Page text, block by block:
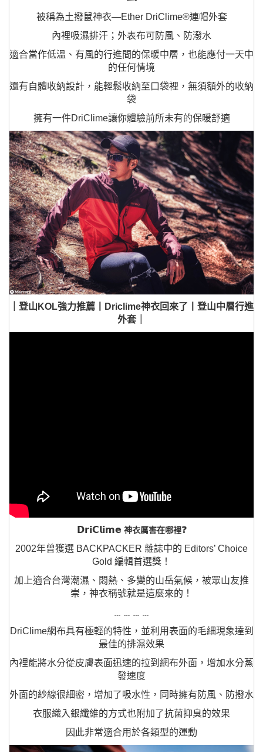
被稱為土撥鼠神衣—Ether DriClime®連帽外套
內裡吸濕排汗；外表布可防風、防潑水
適合當作低溫、有風的行進間的保暖中層，也能應付一天中
的任何情境
還有自體收納設計，能輕鬆收納至口袋裡，無須額外的收納
袋
擁有一件DriClime讓你體驗前所未有的保暖舒適
｜登山KOL強力推薦丨Driclime神衣回來了丨登山中層行進
外套｜
𝗗𝗿𝗶𝗖𝗹𝗶𝗺𝗲 神衣厲害在哪裡❓
2002年曾獲選 BACKPACKER 雜誌中的 Editors’ Choice
Gold 編輯首選獎！
加上適合台灣潮濕、悶熱、多變的山岳氣候，被眾山友推
崇，神衣稱號就是這麼來的！
DriClime網布具有極輕的特性，並利用表面的毛細現象達到
最佳的排濕效果
內裡能將水分從皮膚表面迅速的拉到網布外面，增加水分蒸
發速度
外面的紗線很細密，增加了吸水性，同時擁有防風、防撥水
衣服織入銀纖維的方式也附加了抗菌抑臭的效果
因此非常適合用於各類型的運動